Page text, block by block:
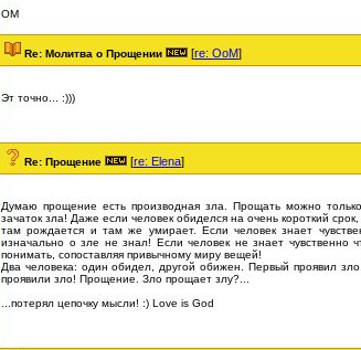
ОМ
Re: Молитва о Прощении [re: OoM]
Эт точно... :)))
Re: Прощение [re: Elena]
Думаю прощение есть производная зла. Прощать можно
зачаток зла! Даже если человек обиделся на очень короткий
там рождается и там же умирает. Если человек знает
изначально о зле не знал! Если человек не знает чувственно
понимать, сопоставляя привычному миру вещей!
Два человека: один обидел, другой обижен. Первый проявил
проявили зло! Прощение. Зло прощает злу?...
...потерял цепочку мысли! :) Love is God